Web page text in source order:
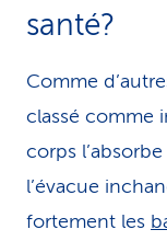
santé?
Comme
classé comme
corps
l’évacue
fortement les